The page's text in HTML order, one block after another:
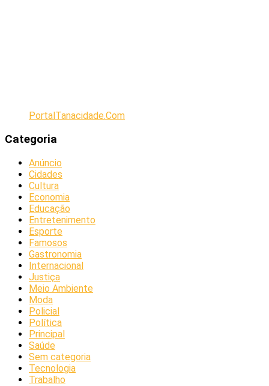
PortalTanacidade.Com
Categoria
Anúncio
Cidades
Cultura
Economia
Educação
Entretenimento
Esporte
Famosos
Gastronomia
Internacional
Justiça
Meio Ambiente
Moda
Policial
Política
Principal
Saúde
Sem categoria
Tecnologia
Trabalho